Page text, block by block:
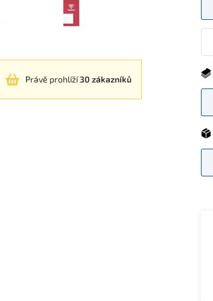
Právě prohlíží30 zákazníků